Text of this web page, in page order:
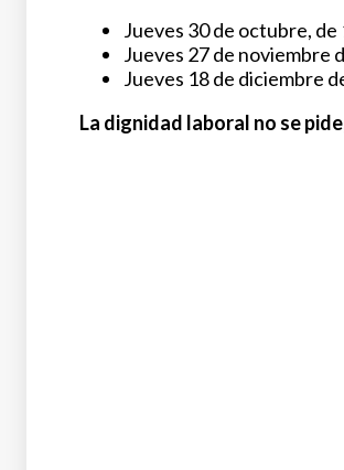
Jueves 30 de octubre, de
Jueves 27 de noviembre
Jueves 18 de diciembre
La dignidad laboral no se